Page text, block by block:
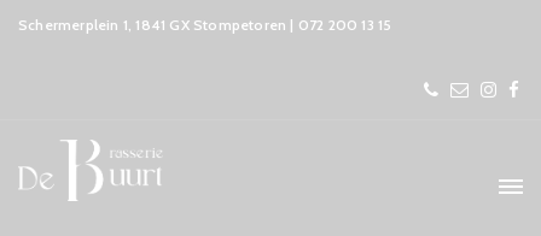
Schermerplein 1, 1841 GX Stompetoren | 072 200 13 15